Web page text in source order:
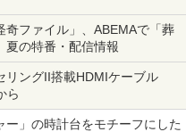
ファイル」、ABEMAで「葬
夏の特番・配信情報
リングII搭載HDMIケーブル
ら
ー」の時計台をモチーフにした